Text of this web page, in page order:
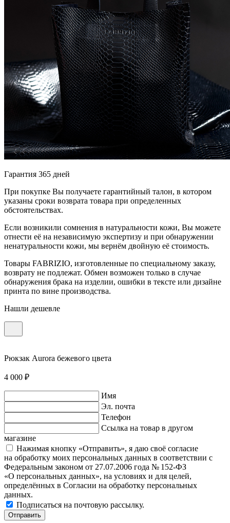
Гарантия 365 дней
При покупке Вы получаете гарантийный талон, в котором
указаны сроки возврата товара при определенных
обстоятельствах.
Если возникили сомнения в натуральности кожи, Вы можете
отнести её на независимую экспертизу и при обнаружении
ненатуральности кожи, мы вернём двойную её стоимость.
Товары FABRIZIO, изготовленные по специальному заказу,
возврату не подлежат. Обмен возможен только в случае
обнаружения брака на изделии, ошибки в тексте или дизайне
принта по вине производства.
Нашли дешевле
Рюкзак Aurora бежевого цвета
4 000 ₽
Имя
Эл. почта
Телефон
Ссылка на товар в другом
магазине
Нажимая кнопку «Отправить», я даю своё согласие
на обработку моих персональных данных в соответствии с
Федеральным законом от 27.07.2006 года № 152-ФЗ
«О персональных данных», на условиях и для целей,
определённых в Согласии на обработку персональных
данных.
Подписаться на почтовую рассылку.
Отправить